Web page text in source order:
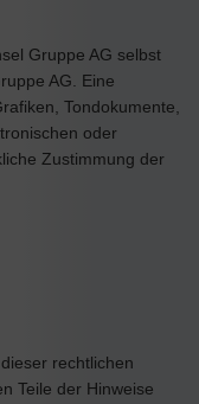
Gruppe AG selbst
AG. Eine
Tondokumente,
oder
Zustimmung der
rechtlichen
Teile der Hinweise